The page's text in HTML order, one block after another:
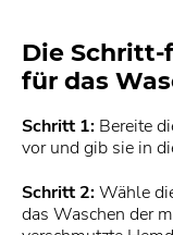
Die
für das
Schritt 1: Bereite
vor und gib sie in
Schritt 2:Wähle
das Waschen der